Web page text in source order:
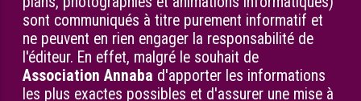
sont communiqués à titre purement informatif et
ne peuvent en rien engager la responsabilité de
l'éditeur. En effet, malgré le souhait de
Association Annaba d'apporter les informations
les plus exactes possibles et d'assurer une mise à